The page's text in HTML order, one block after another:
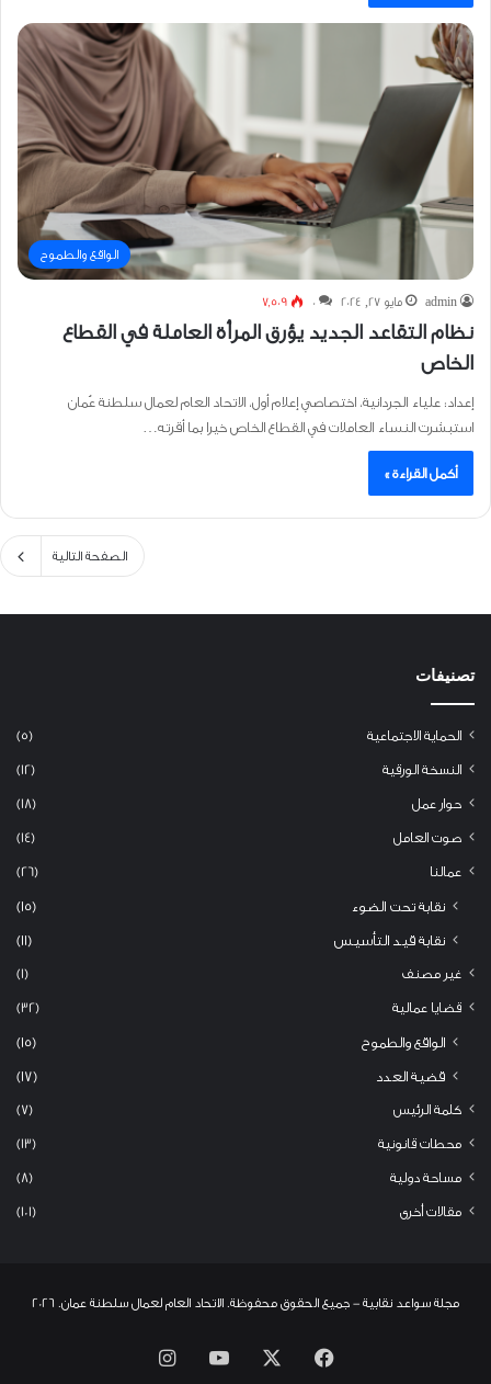
الواقع والطموح
admin مايو 27, 2024 0 7٬509
نظام التقاعد الجديد يؤرق المرأة العاملة في القطاع
الخاص
إعداد: علياء الجردانية، اختصاصي إعلام أول، الاتحاد العام لعمال سلطنة عُمان
استبشرت النساء العاملات في القطاع الخاص خيرا بما أقرته…
أكمل القراءة »
الصفحة التالية
تصنيفات
الحماية الاجتماعية (5)
النسخة الورقية (12)
حوار عمل (18)
صوت العامل (14)
عمالنا (26)
نقابة تحت الضوء (15)
نقابة قيد التأسيس (11)
غير مصنف (1)
قضايا عمالية (32)
الواقع والطموح (15)
قضية العدد (17)
كلمة الرئيس (7)
محطات قانونية (13)
مساحة دولية (8)
مقالات أخرى (101)
مجلة سواعد نقابية - جميع الحقوق محفوظة. الاتحاد العام لعمال سلطنة عمان. 2026
فيسبوك ‫YouTubeانستقرام